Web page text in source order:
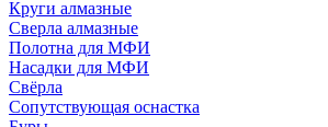
Круги алмазные
Сверла алмазные
Полотна для МФИ
Насадки для МФИ
Свёрла
Сопутствующая оснастка